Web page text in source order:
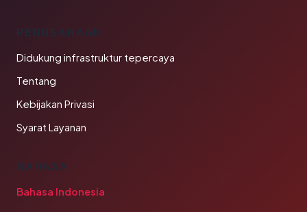
PERUSAHAAN
Didukung infrastruktur tepercaya
Tentang
Kebijakan Privasi
Syarat Layanan
BAHASA
Bahasa Indonesia